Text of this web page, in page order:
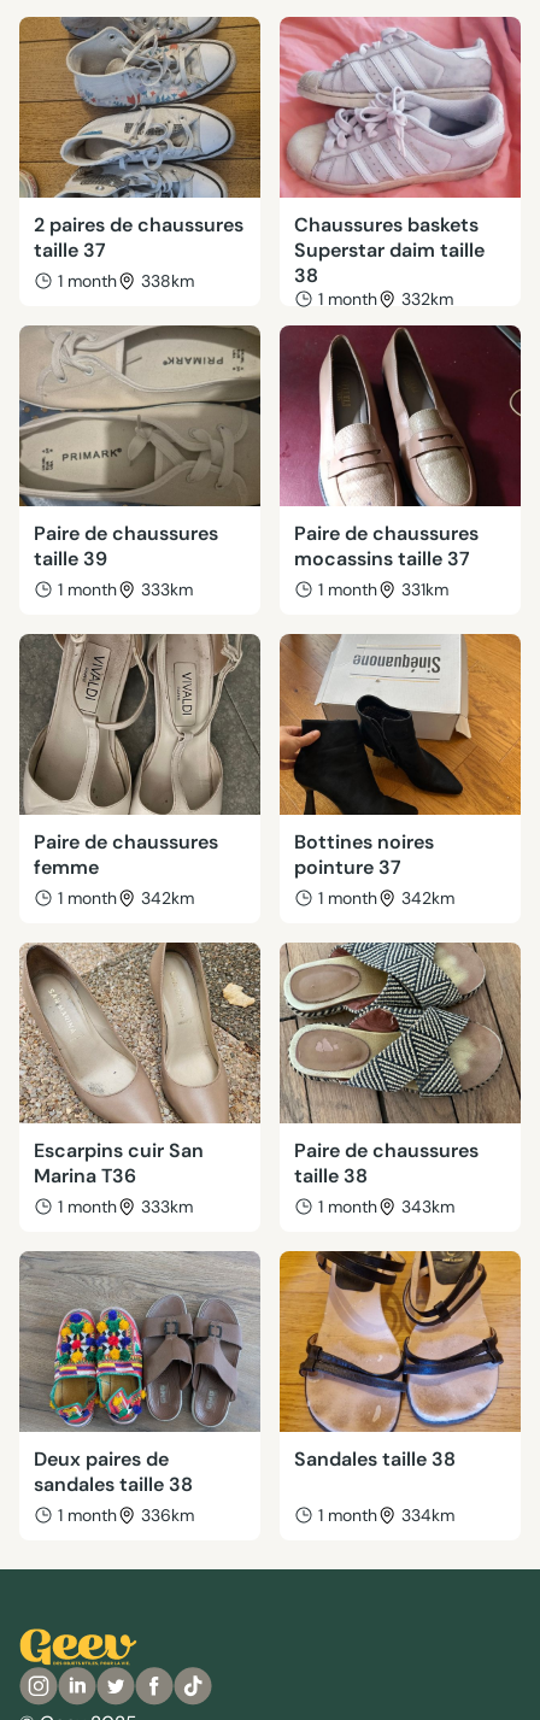
2 paires de chaussures
taille 37
1 month 338km
Chaussures baskets
Superstar daim taille
38
1 month 332km
Paire de chaussures
taille 39
1 month 333km
Paire de chaussures
mocassins taille 37
1 month 331km
Paire de chaussures
femme
1 month 342km
Bottines noires
pointure 37
1 month 342km
Escarpins cuir San
Marina T36
1 month 333km
Paire de chaussures
taille 38
1 month 343km
Deux paires de
sandales taille 38
1 month 336km
Sandales taille 38
1 month 334km